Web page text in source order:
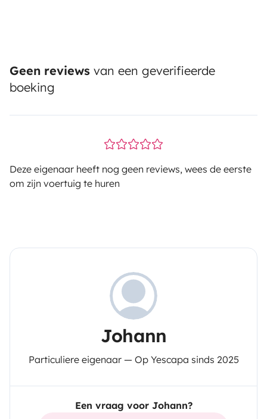
Geen reviews van een geverifieerde
boeking
Deze eigenaar heeft nog geen reviews, wees de eerste
om zijn voertuig te huren
Johann
Particuliere eigenaar — Op Yescapa sinds 2025
Een vraag voor Johann?